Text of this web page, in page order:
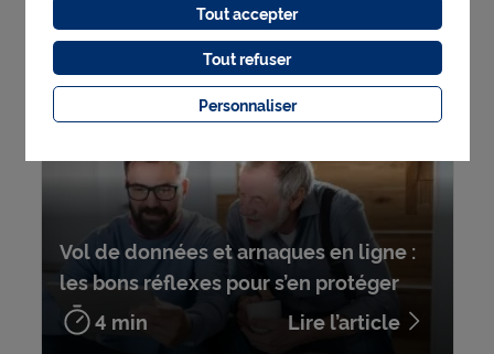
Voir tous les articles
Vol de données et arnaques en ligne :
les bons réflexes pour s’en protéger
4 min
Lire l’article
Personnaliser
Tout refuser
Tout accepter